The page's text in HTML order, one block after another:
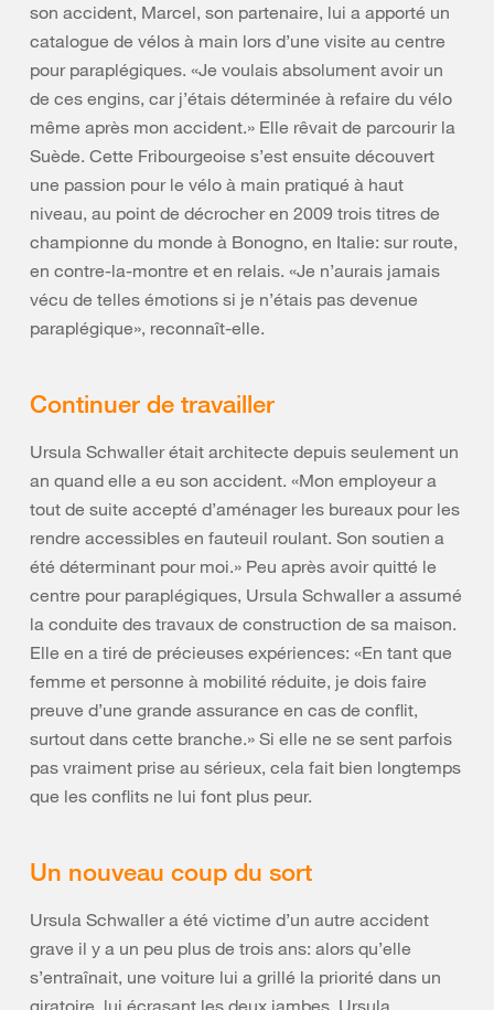
son accident, Marcel, son partenaire, lui a apporté un
catalogue de vélos à main lors d’une visite au centre
pour paraplégiques. «Je voulais absolument avoir un
de ces engins, car j’étais déterminée à refaire du vélo
même après mon accident.» Elle rêvait de parcourir la
Suède. Cette Fribourgeoise s’est ensuite découvert
une passion pour le vélo à main pratiqué à haut
niveau, au point de décrocher en 2009 trois titres de
championne du monde à Bonogno, en Italie: sur route,
en contre-la-montre et en relais. «Je n’aurais jamais
vécu de telles émotions si je n’étais pas devenue
paraplégique», reconnaît-elle.
Continuer de travailler
Ursula Schwaller était architecte depuis seulement un
an quand elle a eu son accident. «Mon employeur a
tout de suite accepté d’aménager les bureaux pour les
rendre accessibles en fauteuil roulant. Son soutien a
été déterminant pour moi.» Peu après avoir quitté le
centre pour paraplégiques, Ursula Schwaller a assumé
la conduite des travaux de construction de sa maison.
Elle en a tiré de précieuses expériences: «En tant que
femme et personne à mobilité réduite, je dois faire
preuve d’une grande assurance en cas de conflit,
surtout dans cette branche.» Si elle ne se sent parfois
pas vraiment prise au sérieux, cela fait bien longtemps
que les conflits ne lui font plus peur.
Un nouveau coup du sort
Ursula Schwaller a été victime d’un autre accident
grave il y a un peu plus de trois ans: alors qu’elle
s’entraînait, une voiture lui a grillé la priorité dans un
giratoire, lui écrasant les deux jambes. Ursula